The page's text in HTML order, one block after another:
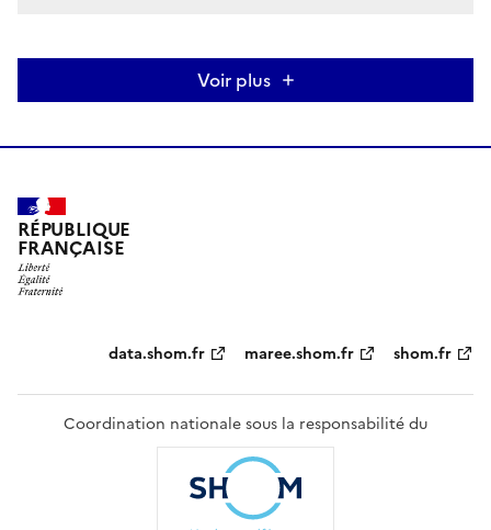
Voir plus
RÉPUBLIQUE
FRANÇAISE
Partenaires
data.shom.fr maree.shom.fr shom.fr
Coordination nationale sous la responsabilité du